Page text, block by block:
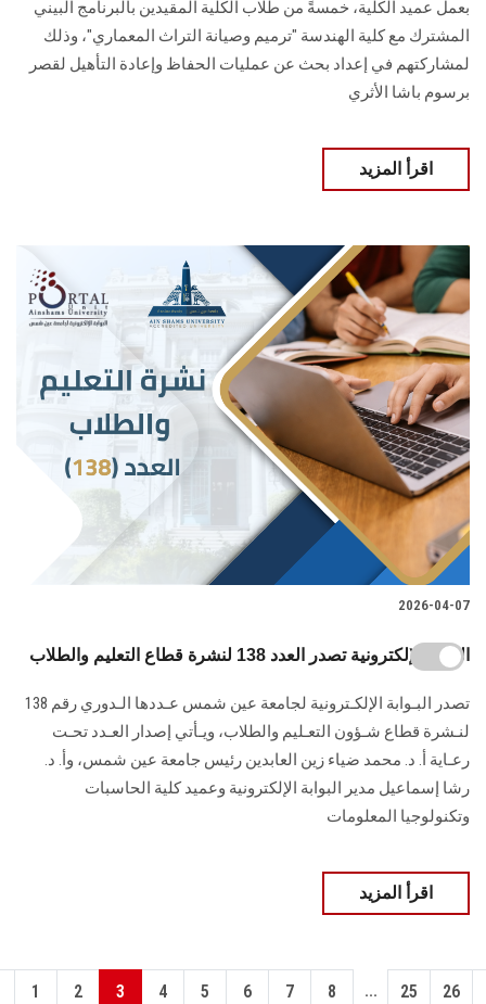
بعمل عميد الكلية، خمسةً من طلاب الكلية المقيدين بالبرنامج البيني
المشترك مع كلية الهندسة "ترميم وصيانة التراث المعماري"، وذلك
لمشاركتهم في إعداد بحث عن عمليات الحفاظ وإعادة التأهيل لقصر
برسوم باشا الأثري
اقرأ المزيد
2026-04-07
البوابة الإلكترونية تصدر العدد 138 لنشرة قطاع التعليم والطلاب
تصدر البـوابة الإلكـترونية لجامعة عين شمس عـددها الـدوري رقم 138
لنـشرة قطاع شـؤون التعـليم ‏والطلاب‎، ويـأتي إصدار العـدد تحـت
رعـاية أ. د. محمد ضياء زين العابدين رئيس جامعة عين شمس، وأ. د.
‏رشا إسماعيل مدير البوابة الإلكترونية وعميد كلية الحاسبات
وتكنولوجيا المعلومات
اقرأ المزيد
1 2 3 4 5 6 7 8 ... 25 26